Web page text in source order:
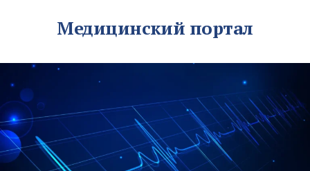
Медицинский портал